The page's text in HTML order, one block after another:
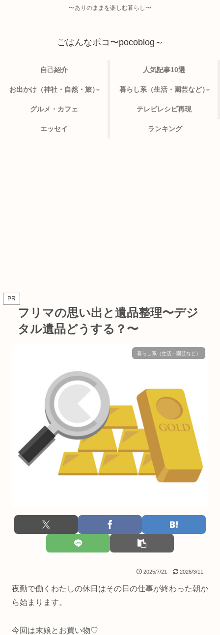
〜ありのままを楽しむ暮らし〜
ごはんなポコ〜pocoblog～
自己紹介 人気記事10選
お出かけ（神社・自然・旅） 暮らし系（生活・園芸など）
グルメ・カフェ テレビレシピ再現
エッセイ ランキング
PR
フリマの思い出と遺品整理〜デジ
タル遺品どうする？〜
暮らし系（生活・園芸など）
2025/7/21 2026/3/11
夜勤で働くわたしの休日はその日の仕事が終わった朝か
ら始まります。
今回は末娘とお買い物♡